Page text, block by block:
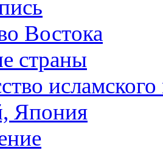
Востока
страны
Япония